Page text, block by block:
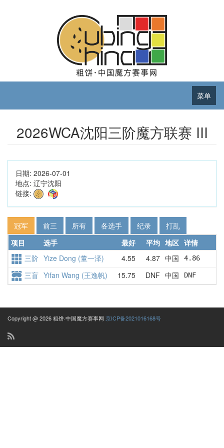
菜单
2026WCA沈阳三阶魔方联赛 III
日期: 2026-07-01
地点: 辽宁沈阳
链接:
冠军 前三 所有 各选手 纪录
打乱
项目
选手 最好 平均 地区 详情
三阶 Yize Dong (董一泽) 4.55 4.87 中国 4.86
三盲 Yifan Wang (王逸帆) 15.75 DNF 中国 DNF
Copyright @ 2026 粗饼·中国魔方赛事网 京ICP备2021016168号